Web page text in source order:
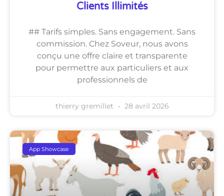
Clients Illimités
## Tarifs simples. Sans engagement. Sans
commission. Chez Soveur, nous avons
conçu une offre claire et transparente
pour permettre aux particuliers et aux
professionnels de
thierry gremillet 28 avril 2026
App Showcase